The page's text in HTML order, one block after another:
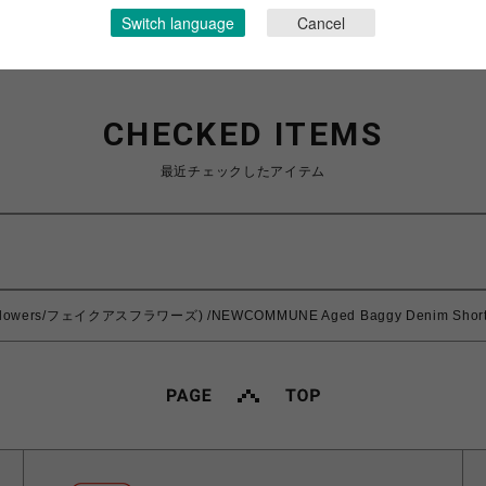
CHECKED ITEMS
最近チェックしたアイテム
フェイクアスフラワーズ) /NEWCOMMUNE Aged Baggy Denim
Switch language Cancel